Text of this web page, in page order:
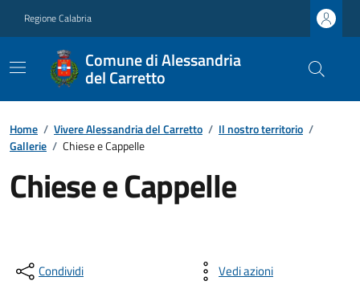
Regione Calabria
Comune di Alessandria
del Carretto
Home / Vivere Alessandria del Carretto / Il nostro territorio /
Gallerie / Chiese e Cappelle
Chiese e Cappelle
Condividi Vedi azioni